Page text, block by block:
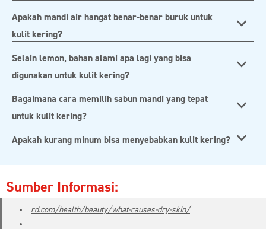
Apakah mandi air hangat benar-benar buruk untuk
kulit kering?
Selain lemon, bahan alami apa lagi yang bisa
digunakan untuk kulit kering?
Bagaimana cara memilih sabun mandi yang tepat
untuk kulit kering?
Apakah kurang minum bisa menyebabkan kulit kering?
Sumber Informasi:
rd.com/health/beauty/what-causes-dry-skin/